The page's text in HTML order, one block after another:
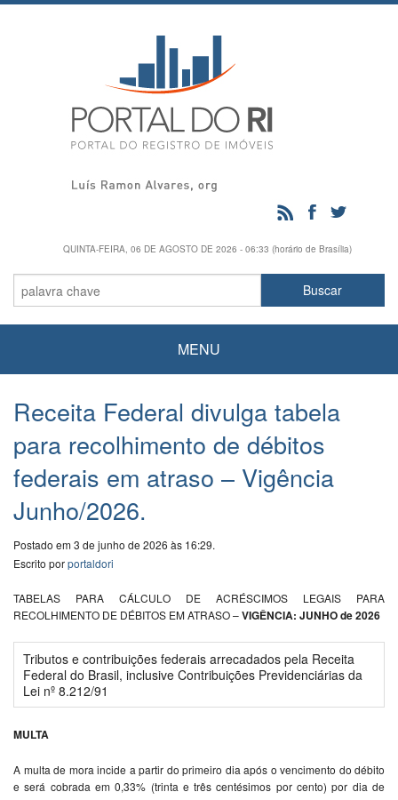
QUINTA-FEIRA, 06 DE AGOSTO DE 2026 - 06:33 (horário de Brasília)
MENU
Receita Federal divulga tabela
para recolhimento de débitos
federais em atraso – Vigência
Junho/2026.
Postado em 3 de junho de 2026 às 16:29.
Escrito porportaldori
TABELAS PARA CÁLCULO DE ACRÉSCIMOS LEGAIS PARA
RECOLHIMENTO DE DÉBITOS EM ATRASO –VIGÊNCIA: JUNHO de 2026
Tributos e contribuições federais arrecadados pela Receita
Federal do Brasil, inclusive Contribuições Previdenciárias da
Lei nº 8.212/91
MULTA
A multa de mora incide a partir do primeiro dia após o vencimento do débito
e será cobrada em 0,33% (trinta e três centésimos por cento) por dia de